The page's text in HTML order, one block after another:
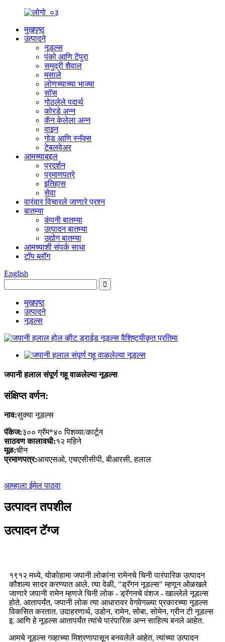
मुखपृष्ठ
उत्पादने
नूडल्स
पंको आणि टेंपुरा
समुद्री शैवाल
मसाले
लोणच्याच्या भाज्या
सॉस
गोठलेले पदार्थ
कोरडे अन्न
कॅन केलेला अन्न
वाइन
गोड आणि स्नॅक्स
टेबलवेअर
आमच्याबद्दल
प्रदर्शन
प्रमाणपत्रे
इतिहास
सेवा
वारंवार विचारले जाणारे प्रश्न
बातम्या
कंपनी बातम्या
उत्पादन बातम्या
उद्योग बातम्या
आमच्याशी संपर्क साधा
टॉप ब्लॉग
English
मुखपृष्ठ
उत्पादने
नूडल्स
जपानी हलाल संपूर्ण गहू वाळलेल्या नूडल्स
संक्षिप्त वर्णन:
नाव:सुक्या नूडल्स
पॅकेज:३०० ग्रॅम*४० पिशव्या/कार्टून
साठवण कालावधी:१२ महिने
मूळ:चीन
प्रमाणपत्र:आयएसओ, एचएसीसीपी, बीआरसी, हलाल
आम्हाला ईमेल पाठवा
उत्पादन तपशील
उत्पादन टॅग्ज
१९१२ मध्ये, योकोहामा जपानी लोकांना रामेनचे चिनी पारंपारिक उत्पादन
कौशल्य सादर करण्यात आले. त्या वेळी, "ड्रॅगन नूडल्स" म्हणून ओळखले
जाणारे जपानी रामेन म्हणजे चिनी लोक - ड्रॅगनचे वंशज - खाल्लेले नूडल्स
होते. आतापर्यंत, जपानी लोक त्या आधारावर वेगवेगळ्या प्रकारच्या नूडल्स
विकसित करतात. उदाहरणार्थ, उडोन, रामेन, सोबा, सोमेन, ग्रीन टी नूडल्स
इ. आणि हे नूडल्स आतापर्यंत त्यांचे पारंपारिक अन्न साहित्य बनले आहेत.
आमचे नूडल्स गव्हाच्या मिश्रणापासून बनवलेले आहेत, त्यांच्या उत्पादन